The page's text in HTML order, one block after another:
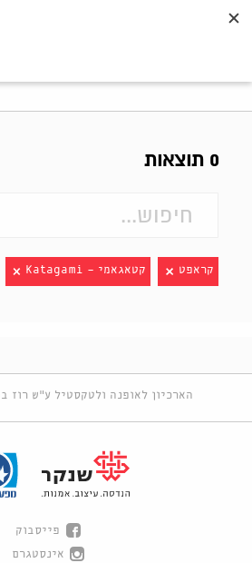
0 תוצאות
קראפט קטאגאמי - Katagami
הארכיון לאופנה ולטקסטיל ע"ש רוז
פייסבוק
אינסטגרם